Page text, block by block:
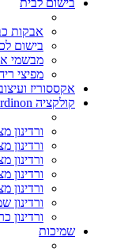
אבקות
בישום
מבשמי
מפיצי
אקססוריז
קולקציה Vardinon - ורדינון
ורדינון
ורדינון
ורדינון
ורדינון
ורדינון
ורדינון
ורדינון
שמיכות